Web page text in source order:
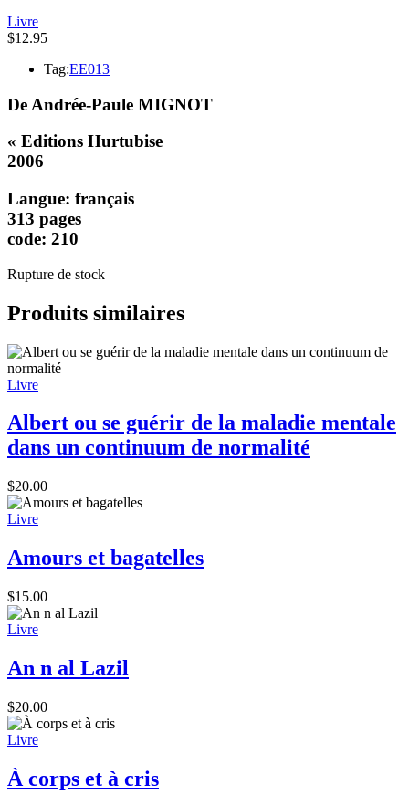
Livre
$12.95
Tag:EE013
De Andrée-Paule MIGNOT
« Editions Hurtubise
2006
Langue: français
313 pages
code: 210
Rupture de stock
Produits similaires
Livre
Albert ou se guérir de la maladie mentale
dans un continuum de normalité
$20.00
Livre
Amours et bagatelles
$15.00
Livre
An n al Lazil
$20.00
Livre
À corps et à cris